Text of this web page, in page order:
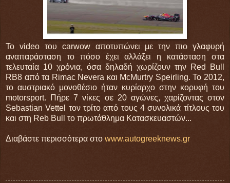
Το video του carwow αποτυπώνει με την πιο γλαφυρή
αναπαράσταση το πόσο έχει αλλάξει η κατάσταση στα
τελευταία 10 χρόνια, όσα δηλαδή χωρίζουν την Red Bull
RB8 από τα Rimac Nevera και McMurtry Speirling. Το 2012,
το αυστριακό μονοθέσιο ήταν κυρίαρχο στην κορυφή του
motorsport. Πήρε 7 νίκες σε 20 αγώνες, χαρίζοντας στον
Sebastian Vettel τον τρίτο από τους 4 συνολικά τίτλους του
και στη Reb Bull το πρωτάθλημα Κατασκευαστών...
Διαβάστε περισσότερα στο www.autogreeknews.gr